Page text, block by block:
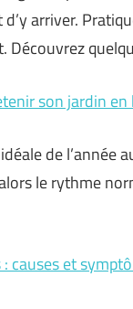
arriver.
son jardin en
de
le rythme
causes et